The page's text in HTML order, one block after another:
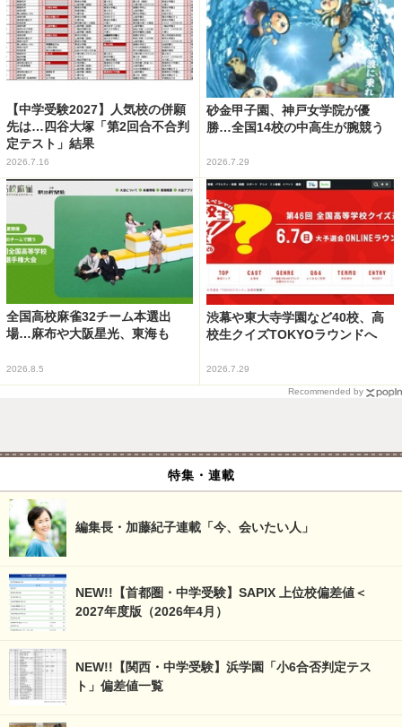
【中学受験2027】人気校の併願
先は…四谷大塚「第2回合不合判
定テスト」結果
2026.7.16
砂金甲子園、神戸女学院が優
勝…全国14校の中高生が腕競う
2026.7.29
全国高校麻雀32チーム本選出
場…麻布や大阪星光、東海も
2026.8.5
渋幕や東大寺学園など40校、高
校生クイズTOKYOラウンドへ
2026.7.29
Recommended by
特集・連載
編集長・加藤紀子連載「今、会いたい人」
NEW!!【首都圏・中学受験】SAPIX 上位校偏差値＜
2027年度版（2026年4月）
NEW!!【関西・中学受験】浜学園「小6合否判定テス
ト」偏差値一覧